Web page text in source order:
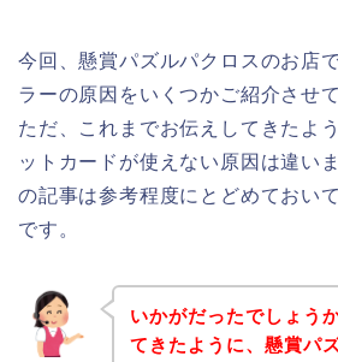
今回、懸賞パズルパクロスのお店
ラーの原因をいくつかご紹介させ
ただ、これまでお伝えしてきたよ
ットカードが使えない原因は違い
の記事は参考程度にとどめておい
です。
いかがだったでしょう
てきたように、懸賞パ